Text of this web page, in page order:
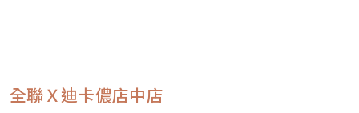
全聯Ｘ迪卡儂店中店